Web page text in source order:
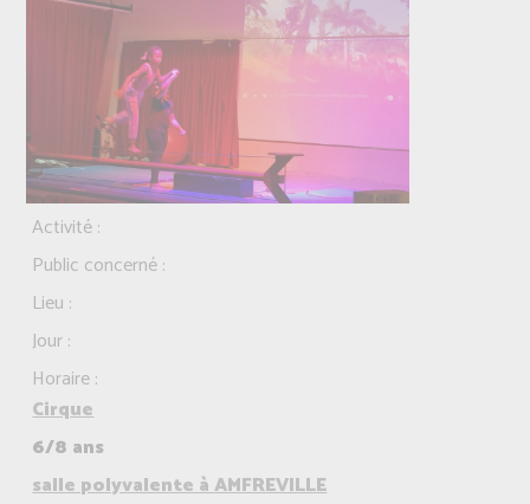
Activité :
Public concerné :
Lieu :
Jour :
Horaire :
Cirque
6/8 ans
salle polyvalente à AMFREVILLE